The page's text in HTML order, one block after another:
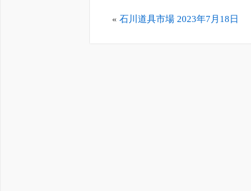
«石川道具市場 2023年7月18日